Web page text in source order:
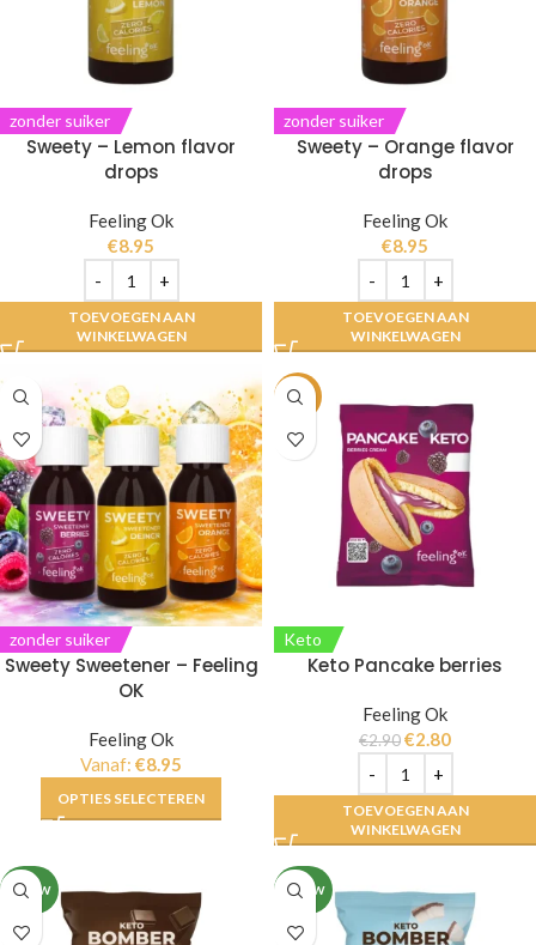
zonder suiker
Sweety – Lemon flavor
drops
Feeling Ok
€8.95
TOEVOEGEN AAN
WINKELWAGEN
zonder suiker
Sweety – Orange flavor
drops
Feeling Ok
€8.95
TOEVOEGEN AAN
WINKELWAGEN
zonder suiker
Sweety Sweetener – Feeling
OK
Feeling Ok
Vanaf: €8.95
OPTIES SELECTEREN
-3%
Keto
Keto Pancake berries
Feeling Ok
€2.90€2.80
TOEVOEGEN AAN
WINKELWAGEN
NIEUW NIEUW